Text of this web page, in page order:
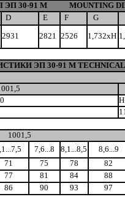
30-91 М MOUNTING
D E F G
2931 2821 2526 1,732xH
ЭП 30-91 М TECHNICAL
1001,5
7,6...8 8,1...8,5 8,6...9
71 75 78 82
77 81 84 88
86 90 93 97